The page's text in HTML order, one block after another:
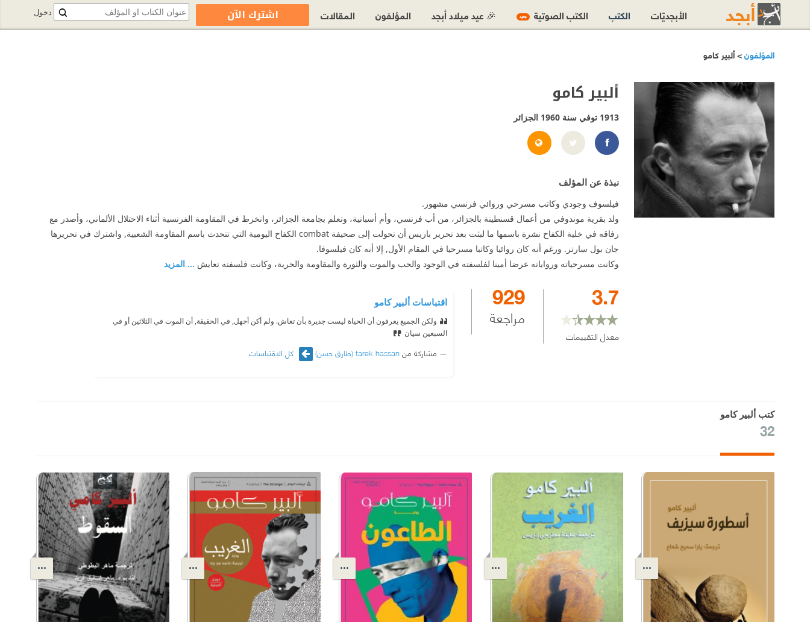
المؤلفون> ألبير كامو
ألبير كامو
1913 توفي سنة 1960 الجزائر
https://www.facebook.com/AlbertCamusAuthor
نبذة عن المؤلف
فيلسوف وجودي وكاتب مسرحي وروائي فرنسي مشهور.
ولد بقرية موندوفي من أعمال قسنطينة بالجزائر، من أب فرنسي، وأم أسبانية، وتعلم بجامعة الجزائر، وانخرط في المقاومة الفرنسية أثناء الاحتلال الألماني، وأصدر مع
رفاقه في خلية الكفاح نشرة باسمها ما لبثت بعد تحرير باريس أن تحولت إلى صحيفة combat الكفاح اليومية التي تتحدث باسم المقاومة الشعبية, واشترك في تحريرها
جان بول سارتر. ورغم أنه كان روائيا وكاتبا مسرحيا في المقام الأول, إلا أنه كان فيلسوفا.
وكانت مسرحياته ورواياته عرضا أمينا لفلسفته في الوجود والحب والموت والثورة والمقاومة والحرية، وكانت فلسفته تعايش ... المزيد
3.7
معدل التقييمات
929
مراجعة
اقتباسات ألبير كامو
ولكن الجميع يعرفون أن الحياة ليست جديرة بأن تعاش. ولم أكن أجهل, في الحقيقة, أن الموت في الثلاثين أو في
السبعين سيان
مشاركة منtarek hassan (طارق حسن) كل الاقتباسات
كتب ألبير كامو
32
دخول الأبجديّات الكتب الكتب الصوتية جديد 🎉 عيد ميلاد أبجد المؤلفون المقالات اشترك الآن